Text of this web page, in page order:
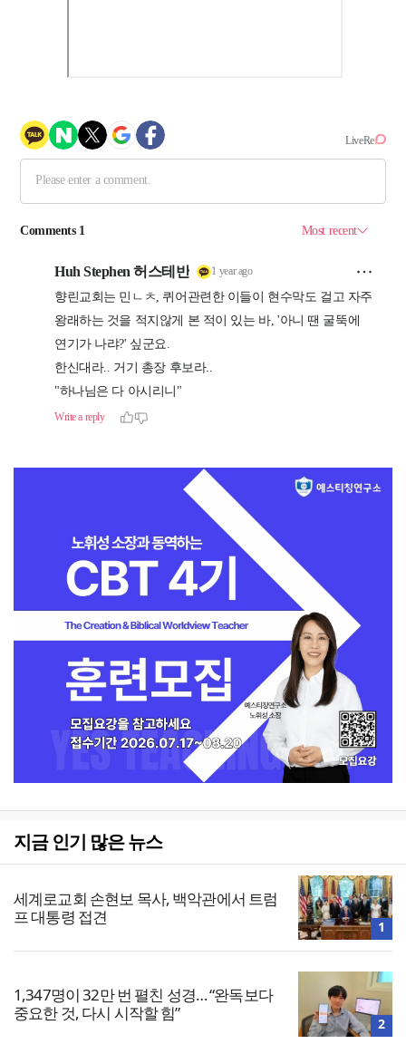
지금 인기 많은 뉴스
세계로교회 손현보 목사, 백악관에서 트럼
프 대통령 접견
1
1,347명이 32만 번 펼친 성경… “완독보다
중요한 것, 다시 시작할 힘”
2